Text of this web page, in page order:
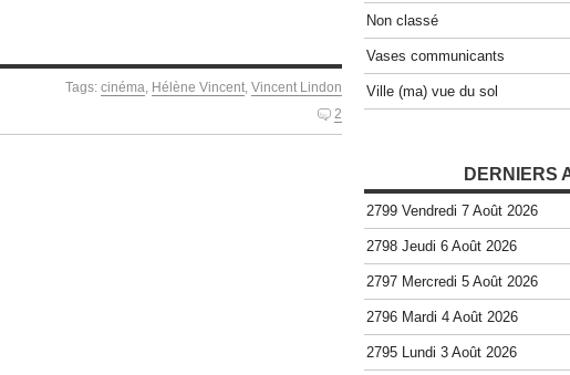
Tags: cinéma, Hélène Vincent, Vincent Lindon
2
Non classé
Vases communicants
Ville (ma) vue du sol
DERNIERS
2799 Vendredi 7 Août 2026
2798 Jeudi 6 Août 2026
2797 Mercredi 5 Août 2026
2796 Mardi 4 Août 2026
2795 Lundi 3 Août 2026